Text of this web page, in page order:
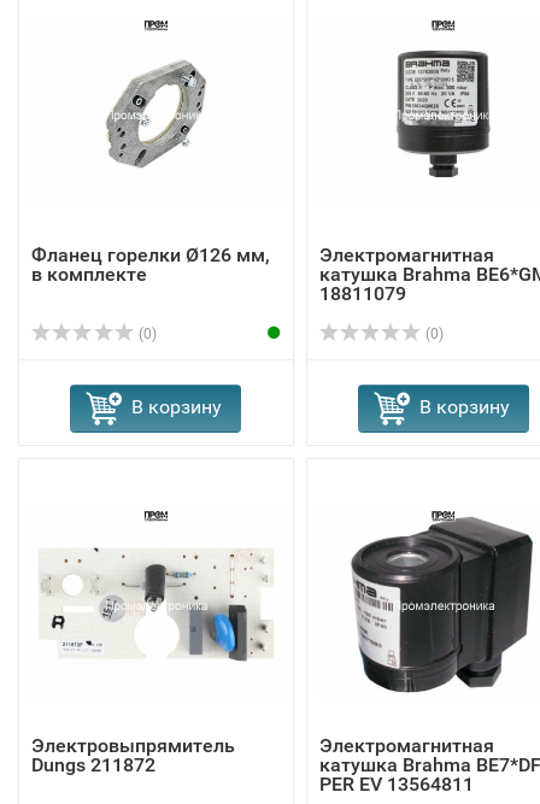
Фланец горелки Ø126 мм,
в комплекте
(0)
В корзину
Электромагнитная
катушка Brahma
18811079
(0)
В корзину
Электровыпрямитель
Dungs 211872
Электромагнитная
катушка Brahma
PER EV 13564811